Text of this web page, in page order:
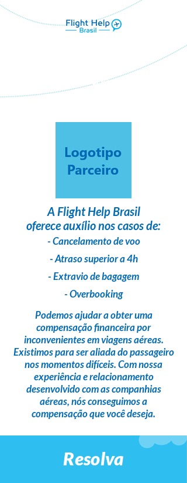
em parceria com
A Flight Help Brasil
oferece auxílio nos casos de:
- Cancelamento de voo
- Atraso superior a 4h
- Extravio de bagagem
- Overbooking
Podemos ajudar a obter uma
compensação financeirapor
inconvenientes em viagens aéreas.
Existimos para seraliada do passageiro
nos momentos difíceis. Com nossa
experiência e relacionamento
desenvolvido com as companhias
aéreas,nós conseguimos a
compensação que você deseja.
Resolva